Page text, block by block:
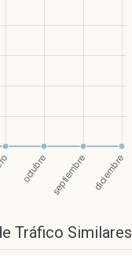
Tráfico Similares